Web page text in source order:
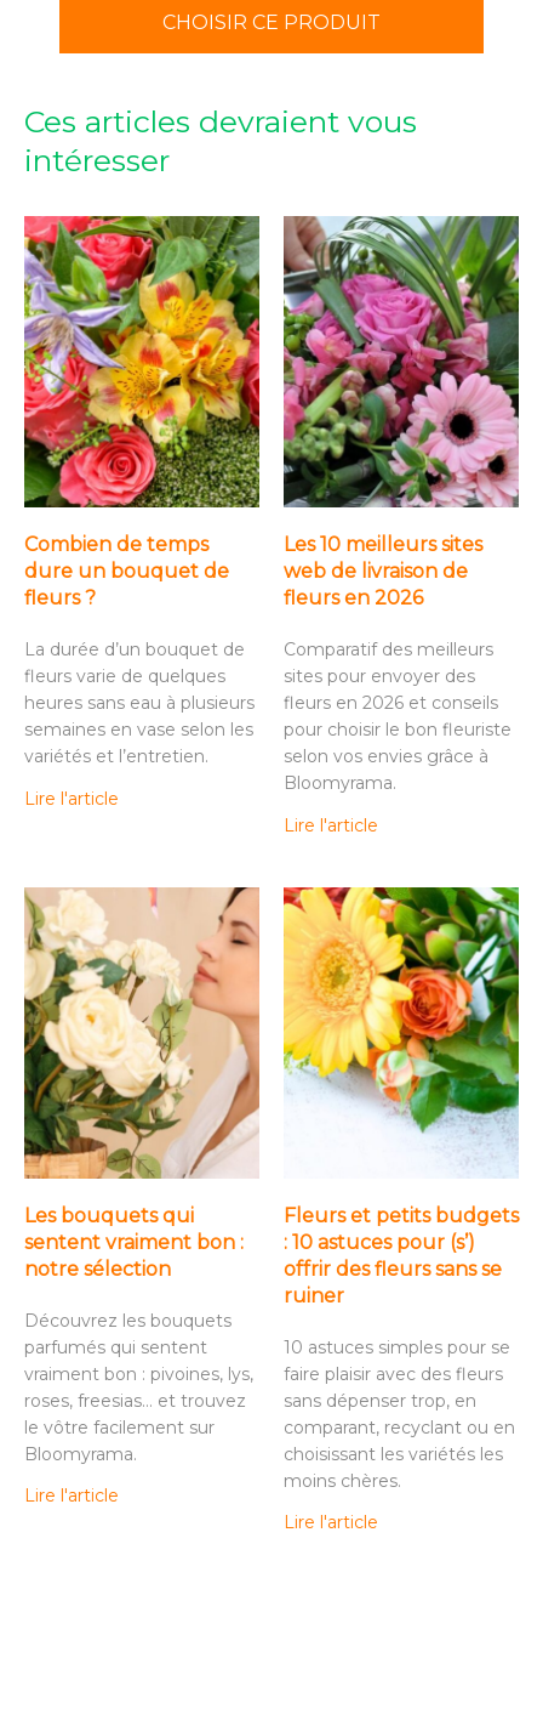
CHOISIR CE PRODUIT
Ces articles devraient vous
intéresser
Combien de temps
dure un bouquet de
fleurs ?
La durée d’un bouquet de
fleurs varie de quelques
heures sans eau à plusieurs
semaines en vase selon les
variétés et l’entretien.
Lire l'article
Les 10 meilleurs sites
web de livraison de
fleurs en 2026
Comparatif des meilleurs
sites pour envoyer des
fleurs en 2026 et conseils
pour choisir le bon fleuriste
selon vos envies grâce à
Bloomyrama.
Lire l'article
Les bouquets qui
sentent vraiment bon :
notre sélection
Découvrez les bouquets
parfumés qui sentent
vraiment bon : pivoines, lys,
roses, freesias… et trouvez
le vôtre facilement sur
Bloomyrama.
Lire l'article
Fleurs et petits budgets
: 10 astuces pour (s’)
offrir des fleurs sans se
ruiner
10 astuces simples pour se
faire plaisir avec des fleurs
sans dépenser trop, en
comparant, recyclant ou en
choisissant les variétés les
moins chères.
Lire l'article